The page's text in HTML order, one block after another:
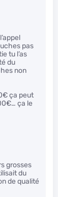
pas
tu l’as
du
non
ça peut
ça le
grosses
du
de qualité